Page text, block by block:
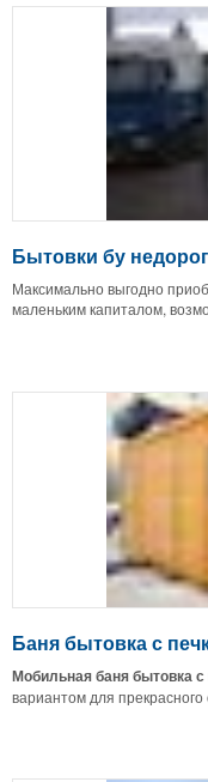
Бытовки бу
Максимально выгодно
маленьким капиталом,
Баня бытовка с
Мобильная баня бытовка с
вариантом для